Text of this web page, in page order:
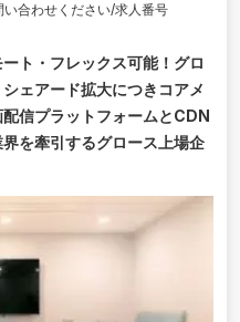
合わせください/求人番号
ト・フレックス可能！グロ
ェアード拡大につきコアメ
信プラットフォームとCDN
を牽引するグロース上場企